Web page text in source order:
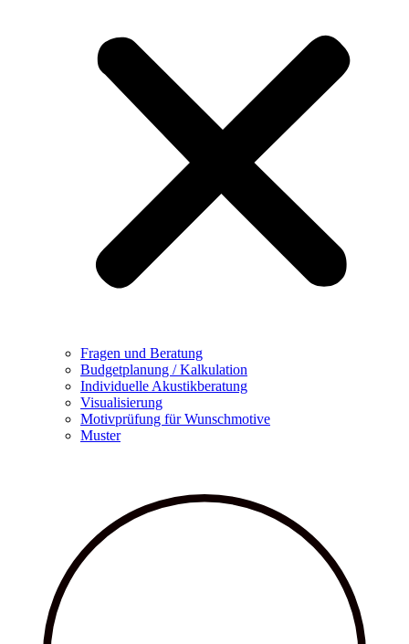
Fragen und Beratung
Budgetplanung / Kalkulation
Individuelle Akustikberatung
Visualisierung
Motivprüfung für Wunschmotive
Muster